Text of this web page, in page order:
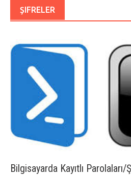
ŞIFRELER
Bilgisayarda Kayıtlı